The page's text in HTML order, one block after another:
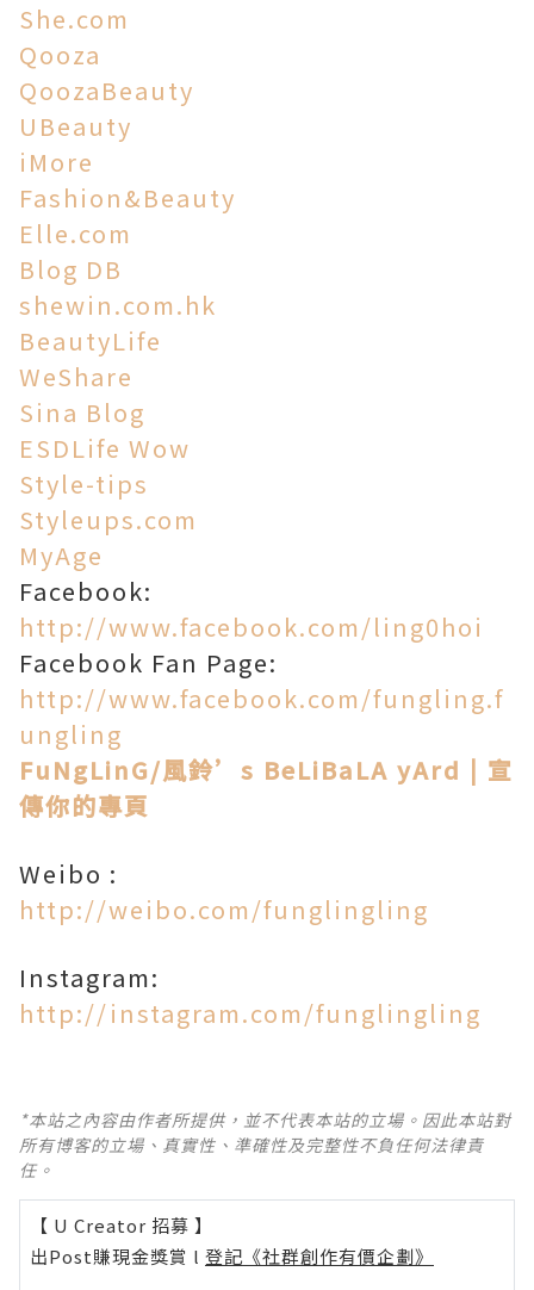
She.com
Qooza
QoozaBeauty
UBeauty
iMore
Fashion&Beauty
Elle.com
Blog DB
shewin.com.hk
BeautyLife
WeShare
Sina Blog
ESDLife Wow
Style-tips
Styleups.com
MyAge
Facebook:
http://www.facebook.com/ling0hoi
Facebook Fan Page:
http://www.facebook.com/fungling.f
ungling
FuNgLinG/風鈴’s BeLiBaLA yArd | 宣
傳你的專頁
Weibo :
http://weibo.com/funglingling
Instagram:
http://instagram.com/funglingling
*本站之內容由作者所提供，並不代表本站的立場。因此本站對
所有博客的立場、真實性、準確性及完整性不負任何法律責
任。
【 U Creator 招募 】
出Post賺現金獎賞 l 登記《社群創作有價企劃》